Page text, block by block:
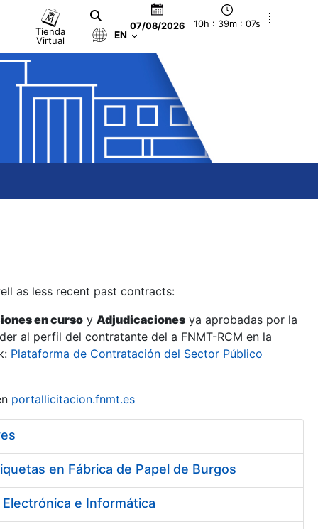
Tienda
Virtual
07/08/2026 10h : 39m : 08s
EN
as less recent past contracts:
en curso y Adjudicaciones ya aprobadas por la
al perfil del contratante del a FNMT-RCM en la
Plataforma de Contratación del Sector Público
portallicitacion.fnmt.es
en Fábrica de Papel de Burgos
e Informática